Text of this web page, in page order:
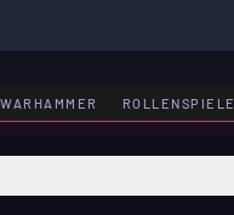
WARHAMMER ROLLENSPIELE